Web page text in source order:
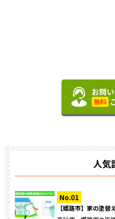
お問
無料
人気
【姫路市】家の塗